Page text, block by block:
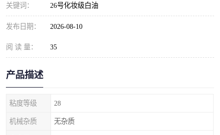
关键词： 26号化妆级白油
发布日期： 2026-08-10
阅 读 量： 35
产品描述
粘度等级 28
机械杂质 无杂质